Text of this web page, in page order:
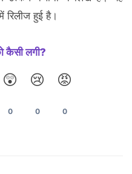
रिलीज हुई है।
कैसी लगी?
😲
0
😢
0
😡
0